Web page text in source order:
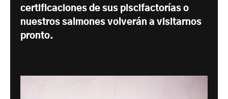
certificaciones de sus piscifactorías o
nuestros salmones volverán a visitarnos
pronto.